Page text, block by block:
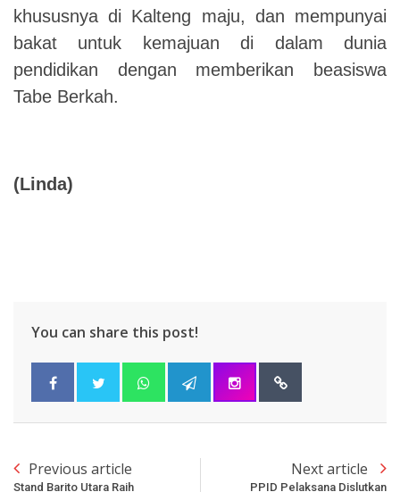
khususnya di Kalteng maju, dan mempunyai
bakat untuk kemajuan di dalam dunia
pendidikan dengan memberikan beasiswa
Tabe Berkah.
(Linda)
You can share this post!
Previous article
Stand Barito Utara Raih
Next article
PPID Pelaksana Dislutkan